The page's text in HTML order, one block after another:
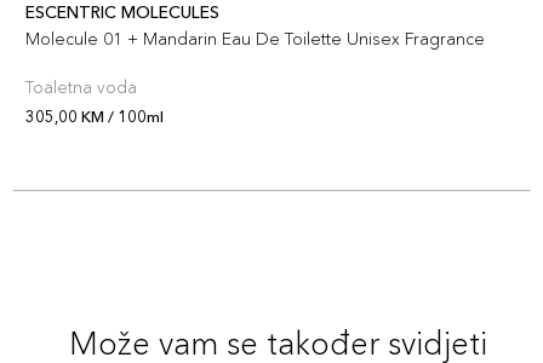
ESCENTRIC MOLECULES
Molecule 01 + Mandarin Eau De Toilette Unisex Fragrance
Toaletna voda
305,00 KM / 100ml
Može vam se također svidjeti